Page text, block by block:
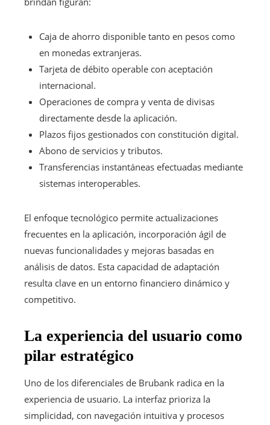
Caja de ahorro disponible tanto en pesos como
en monedas extranjeras.
Tarjeta de débito operable con aceptación
internacional.
Operaciones de compra y venta de divisas
directamente desde la aplicación.
Plazos fijos gestionados con constitución digital.
Abono de servicios y tributos.
Transferencias instantáneas efectuadas mediante
sistemas interoperables.
El enfoque tecnológico permite actualizaciones
frecuentes en la aplicación, incorporación ágil de
nuevas funcionalidades y mejoras basadas en
análisis de datos. Esta capacidad de adaptación
resulta clave en un entorno financiero dinámico y
competitivo.
La experiencia del usuario como
pilar estratégico
Uno de los diferenciales de Brubank radica en la
experiencia de usuario. La interfaz prioriza la
simplicidad, con navegación intuitiva y procesos